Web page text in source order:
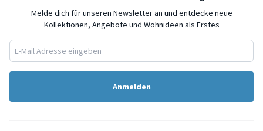
Melde dich für unseren Newsletter an und entdecke neue
Kollektionen, Angebote und Wohnideen als Erstes
Anmelden